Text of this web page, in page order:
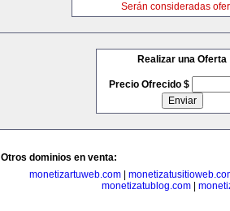
Serán consideradas
Realizar una Oferta
Precio Ofrecido $
Otros dominios en venta:
monetizartuweb.com|
monetizatublog.com|